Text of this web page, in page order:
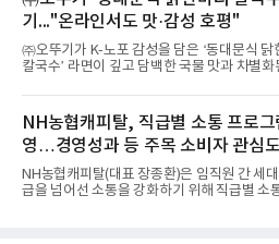
과거 중형 세단 수준으로 확대된 차체 제원 ▲
최고 수준의 안전성 ▲성능과 효율을 동시에 높
행 완성도 ▲첨단 편의 및 디지털 사양 적용 등
글로벌 준중형 세단의 새로운 기준을 세웠다.
는 가솔린 2.0과 1.6 하이브리드 두 가지 파워
넘
기..."온라인서도 맛·감성 호평"
㈜오뚜기가 K-노포 감성을 담은 ‘동대문식 닭
칼국수’ 라면이 깊고 담백한 국물 맛과 차별화
혔다.‘동대문식 닭한마리 칼국수’는 예상을
소비자 호응에 힘입어 지난 7월 13일 첫 선을
단 18일 만에 누적 판매량 50만 개를 돌파하는
거두었다.이번 신제품은 개발진이 전국의 닭
전문점을 직접 찾아 다니며 최적의 육수 비율
했다. 자극적이지 않으면서도 깊은 닭육수에
개운한 풍미를 더했으며, 국물이 잘 배어들면
NH농협캐피탈, 직급별 소통 프로그
영…경영성과 등 주목 소비자 관심
NH농협캐피탈(대표 장종환)은 임직원 간 세
급을 넘어선 소통을 강화하기 위해 직급별 소